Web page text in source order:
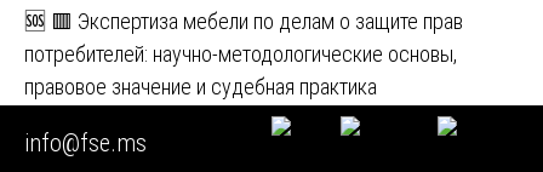
Навигация
по
записям
🆘 🟥 Экспертиза мебели по делам о защите прав
потребителей: научно-методологические основы,
правовое значение и судебная практика
🆘🟥 Экспертиза компьютерных программ: Судебная
практика, методология и защита интеллектуальных прав
info@fse.ms